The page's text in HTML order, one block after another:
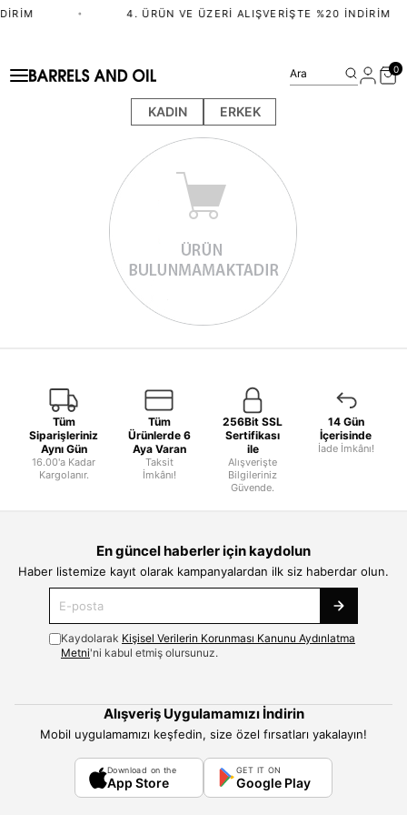
• 4. ÜRÜN VE ÜZERI ALIŞVERIŞTE %20 İNDIRIM
KADIN ERKEK
Ara 0
Tüm
Siparişleriniz
Aynı Gün
16.00'a Kadar
Kargolanır.
Tüm
Ürünlerde 6
Aya Varan
Taksit
İmkânı!
256Bit SSL
Sertifikası
ile
Alışverişte
Bilgileriniz
Güvende.
14 Gün
İçerisinde
İade İmkânı!
En güncel haberler için kaydolun
Haber listemize kayıt olarak kampanyalardan ilk siz haberdar olun.
Kaydolarak Kişisel Verilerin Korunması Kanunu Aydınlatma
Metni'ni kabul etmiş olursunuz.
Alışveriş Uygulamamızı İndirin
Mobil uygulamamızı keşfedin, size özel fırsatları yakalayın!
Download on the
App Store
GET IT ON
Google Play